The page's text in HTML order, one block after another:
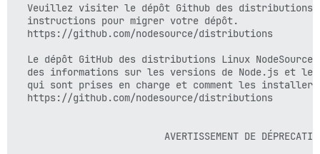
Veuillez visiter le dépôt Github des distributions
  instructions pour migrer votre dépôt.
  https://github.com/nodesource/distributions
Le dépôt GitHub des distributions Linux NodeSource
des informations sur les versions de Node.js et
  qui sont prises en charge et comment les installer.
  https://github.com/nodesource/distributions
AVERTISSEMENT DE